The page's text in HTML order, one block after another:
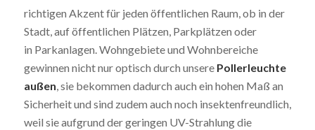
richtigen Akzent für jeden öffentlichen Raum, ob in der
Stadt, auf öffentlichen Plätzen, Parkplätzen oder
in Parkanlagen. Wohngebiete und Wohnbereiche
gewinnen nicht nur optisch durch unsere Pollerleuchte
außen, sie bekommen dadurch auch ein hohen Maß an
Sicherheit und sind zudem auch noch insektenfreundlich,
weil sie aufgrund der geringen UV-Strahlung die